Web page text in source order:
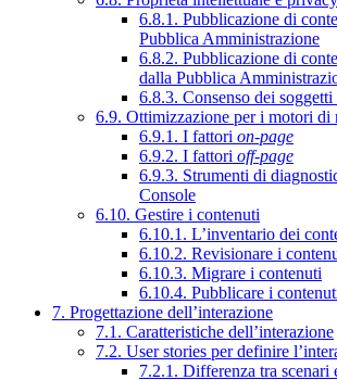
6.8.1. Pubblicazione di
Pubblica Amministrazione
6.8.2. Pubblicazione di
dalla Pubblica
6.8.3. Consenso dei
6.9. Ottimizzazione per i motori di
6.9.1. I fattori on-page
6.9.2. I fattori off-page
6.9.3. Strumenti di
Console
6.10. Gestire i contenuti
6.10.1. L’inventario dei
6.10.2. Revisionare i
6.10.3. Migrare i contenuti
6.10.4. Pubblicare i
7. Progettazione dell’interazione
7.1. Caratteristiche dell’interazione
7.2. User stories per definire
7.2.1. Differenza tra scenari